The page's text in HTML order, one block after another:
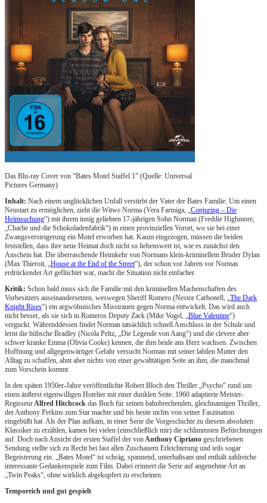
Das Blu-ray Cover von “Bates Motel Staffel 1” (Quelle: Universal
Pictures Germany)
Inhalt: Nach einem unglücklichen Unfall verstirbt der Vater der Bates Familie. Um einen
Neustart zu ermöglichen, zieht die Witwe Norma (Vera Farmiga, „Conjuring – Die
Heimsuchung“) mit ihrem innig geliebten 17-jährigen Sohn Norman (Freddie Highmore,
„Charlie und die Schokoladenfabrik“) in einen provinziellen Vorort, wo sie bei einer
Zwangsversteigerung ein Motel erworben hat. Kaum eingezogen, müssen die beiden
feststellen, dass ihre neue Heimat doch nicht so liebenswert ist, wie es zunächst den
Anschein hat. Die überraschende Heimkehr von Normans klein-kriminellem Bruder Dylan
(Max Thieroit, „House at the End of the Street“), der schon vor Jahren vor Normas
erdrückender Art geflüchtet war, macht die Situation nicht einfacher.
Kritik: Schon bald muss sich die Familie mit den kriminellen Machenschaften des
Vorbesitzers auseinandersetzen, weswegen Sheriff Romero (Nestor Carbonell, „The Dark
Knight Rises“) ein argwöhnisches Misstrauen gegen Norma entwickelt. Das wird auch
nicht besser, als sie sich in Romeros Deputy Zack (Mike Vogel, „Blue Valentine“)
verguckt. Währenddessen findet Norman tatsächlich schnell Anschluss in der Schule und
lernt die hübsche Bradley (Nicola Peltz, „Die Legende von Aang“) und die clevere aber
schwer kranke Emma (Olivia Cooke) kennen, die ihm beide ans Herz wachsen. Zwischen
Hoffnung und allgegenwärtiger Gefahr versucht Norman mit seiner labilen Mutter den
Alltag zu schaffen, ahnt aber nichts von einer gewalttätigen Seite an ihm, die manchmal
zum Vorschein kommt.
In den späten 1950er-Jahre veröffentlichte Robert Bloch den Thriller „Psycho“ rund um
einen äußerst eigenwilligen Hotelier mit einer dunklen Seite. 1960 adaptierte Meister-
RegisseurAlfred Hitchcock das Buch für seinen bahnbrechenden, gleichnamigen Thriller,
der Anthony Perkins zum Star machte und bis heute nichts von seiner Faszination
eingebüßt hat. Als der Plan aufkam, in einer Serie die Vorgeschichte zu diesem absoluten
Klassiker zu erzählen, kamen bei vielen (einschließlich mir) die schlimmsten Befürchtungen
auf. Doch nach Ansicht der ersten Staffel der vonAnthony Cipriano geschriebenen
Sendung stellte sich zu Recht bei fast allen Zuschauern Erleichterung und teils sogar
Begeisterung ein. „Bates Motel“ ist schräg, spannend, unterhaltsam und enthält zahlreiche
interessante Gedankenspiele zum Film. Dabei erinnert die Serie auf angenehme Art an
„Twin Peaks“, ohne wirklich abgekupfert zu erscheinen.
Temporeich und gut gespielt